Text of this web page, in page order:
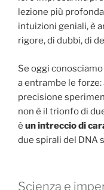
lezione più
intuizioni geniali, è
rigore, di dubbi, di
Se oggi
a entrambe le forze:
precisione
non è il trionfo di
è un intreccio di
due spirali del DNA
Scienza e